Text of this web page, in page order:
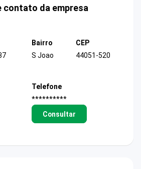
contato da empresa
Bairro
S Joao
CEP
44051-520
Telefone
**********
Consultar